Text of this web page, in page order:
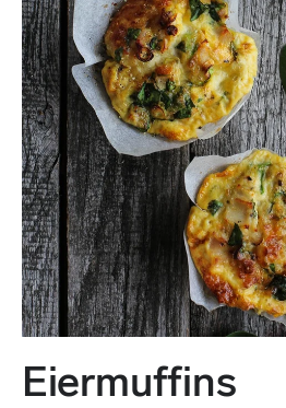
Eiermufﬁns